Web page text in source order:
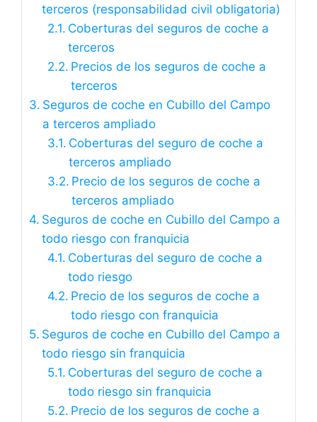
terceros (responsabilidad civil obligatoria)
Coberturas del seguros de coche a
terceros
Precios de los seguros de coche a
terceros
Seguros de coche en Cubillo del Campo
a terceros ampliado
Coberturas del seguro de coche a
terceros ampliado
Precio de los seguros de coche a
terceros ampliado
Seguros de coche en Cubillo del Campo a
todo riesgo con franquicia
Coberturas del seguro de coche a
todo riesgo
Precio de los seguros de coche a
todo riesgo con franquicia
Seguros de coche en Cubillo del Campo a
todo riesgo sin franquicia
Coberturas del seguro de coche a
todo riesgo sin franquicia
Precio de los seguros de coche a